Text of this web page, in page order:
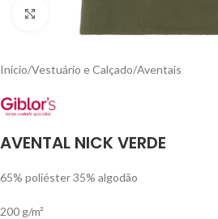
Click to enlarge
Início/Vestuário e Calçado/Aventais
AVENTAL NICK VERDE
65% poliéster 35% algodão
200 g/m²